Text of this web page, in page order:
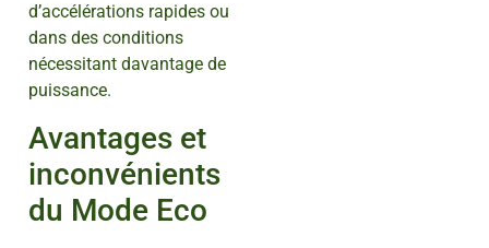
d’accélérations rapides ou
dans des conditions
nécessitant davantage de
puissance.
Avantages et
inconvénients
du Mode Eco